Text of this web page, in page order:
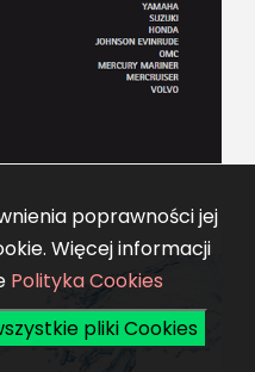
poprawności jej
Więcej informacji
Polityka Cookies
pliki Cookies